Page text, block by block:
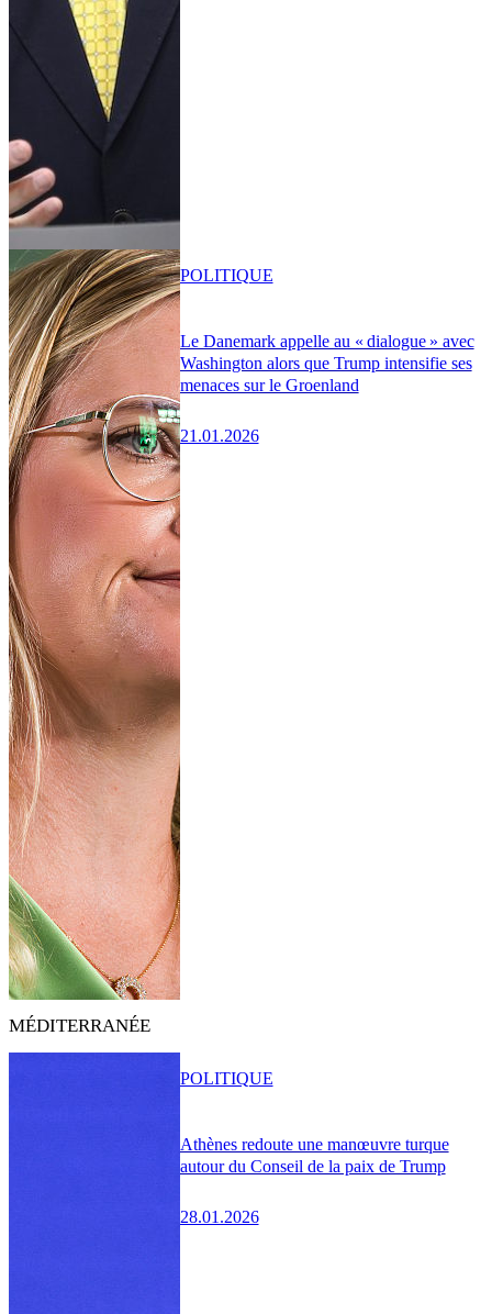
Le Danemark appelle au « dialogue » avec
Washington alors que Trump intensifie ses
menaces sur le Groenland
21.01.2026
POLITIQUE
MÉDITERRANÉE
Athènes redoute une manœuvre turque
autour du Conseil de la paix de Trump
28.01.2026
POLITIQUE